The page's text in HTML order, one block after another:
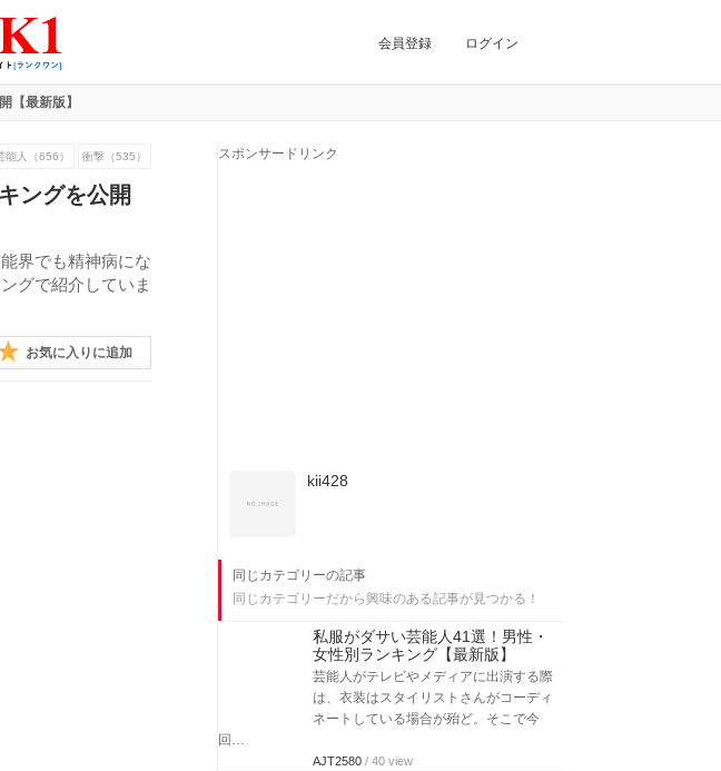
会員登録 ログイン
【最新版】
能人（656） 衝撃（535）
ングを公開
界でも精神病にな
グで紹介していま
お気に入りに追加
スポンサードリンク
kii428
同じカテゴリーの記事
同じカテゴリーだから興味のある記事が見つかる！
私服がダサい芸能人41選！男性・
女性別ランキング【最新版】
芸能人がテレビやメディアに出演する際
は、衣装はスタイリストさんがコーディ
ネートしている場合が殆ど。そこで今
回…
AJT2580 / 40 view